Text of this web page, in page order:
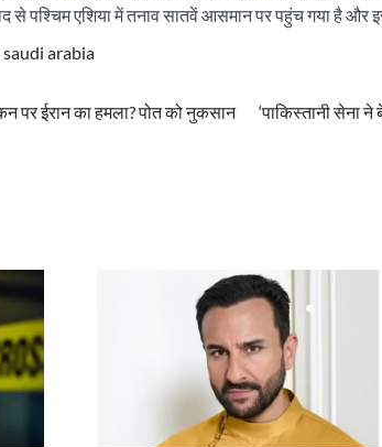
से पश्चिम एशिया में तनाव सातवें आसमान पर पहुंच गया है और
saudi arabia
पर ईरान का हमला? पोत को नुकसान
‘पाकिस्तानी सेना